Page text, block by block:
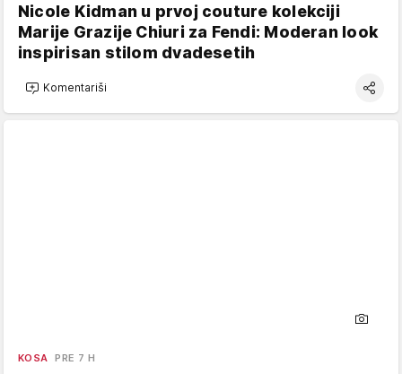
Nicole Kidman u prvoj couture kolekciji
Marije Grazije Chiuri za Fendi: Moderan look
inspirisan stilom dvadesetih
Komentariši
KOSA PRE 7 H